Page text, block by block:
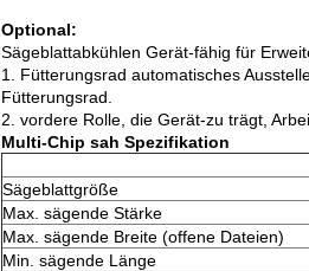
Optional:
Sägeblattabkühlen Gerät-fähig für
1. Fütterungsrad automatisches
Fütterungsrad.
2. vordere Rolle, die Gerät-zu trägt,
Multi-Chip sah Spezifikation
Sägeblattgröße
Max. sägende Stärke
Max. sägende Breite (offene Dateien)
Min. sägende Länge